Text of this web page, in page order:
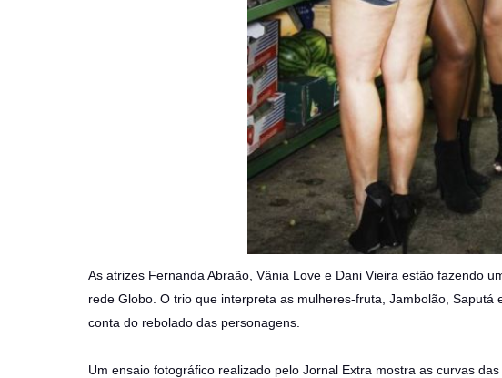
As atrizes Fernanda Abraão, Vânia Love e Dani Vieira estão fazendo
rede Globo. O trio que interpreta as mulheres-fruta, Jambolão,
conta do rebolado das personagens.
Um ensaio fotográfico realizado pelo Jornal Extra mostra as curvas